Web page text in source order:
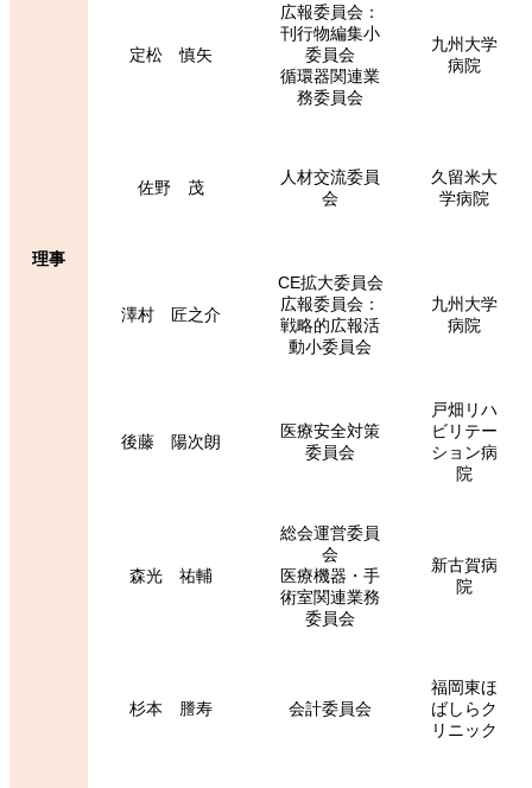
理事
定松 慎矢
広報委員会：
刊行物編集小
委員会
循環器関連業
務委員会
九州大学
病院
佐野 茂
人材交流委員
会
久留米大
学病院
澤村 匠之介
CE拡大委員会
広報委員会：
戦略的広報活
動小委員会
九州大学
病院
後藤 陽次朗
医療安全対策
委員会
戸畑リハ
ビリテー
ション病
院
森光 祐輔
総会運営委員
会
医療機器・手
術室関連業務
委員会
新古賀病
院
杉本 謄寿 会計委員会
福岡東ほ
ばしらク
リニック